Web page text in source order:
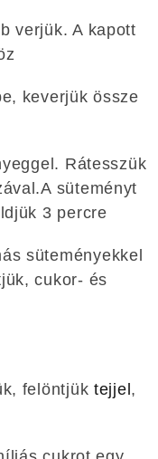
verjük. A kapott
keverjük össze
Rátesszük
süteményt
3 percre
süteményekkel
cukor- és
felöntjük tejjel,